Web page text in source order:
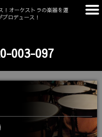
！オーケストラの楽器を運
ロデュース！
003-097